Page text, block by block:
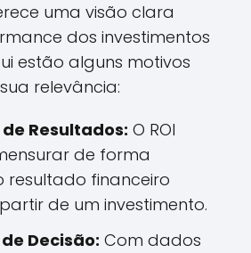
uma visão clara
dos investimentos
estão alguns motivos
relevância:
Resultados: O ROI
de forma
resultado financeiro
de um investimento.
Decisão: Com dados